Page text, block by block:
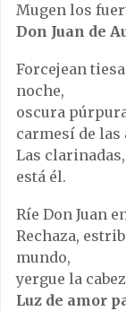
Mugen los
Don Juan de
Forcejean
noche,
oscura
carmesí de las
Las
está él.
Ríe Don Juan
Rechaza,
mundo,
yergue la
Luz de amor